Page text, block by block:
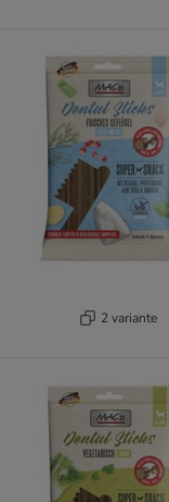
2 variante